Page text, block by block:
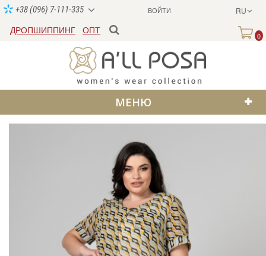
ВОЙТИ RU
+38 (096) 7-111-335
ДРОПШИППИНГ ОПТ
0
МЕНЮ